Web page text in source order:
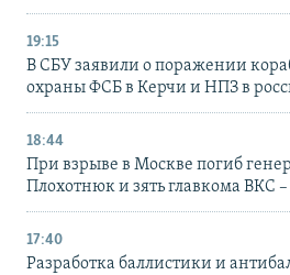
19:15
В СБУ заявили о поражении
охраны ФСБ в Керчи и НПЗ в
18:44
При взрыве в Москве погиб
Плохотнюк и зять главкома ВКС
17:40
Разработка баллистики и